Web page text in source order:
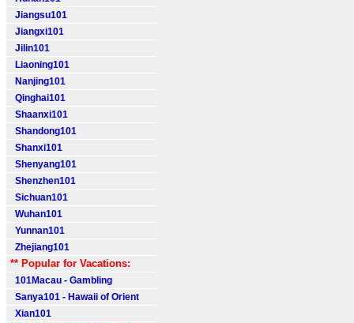
Jiangsu101
Jiangxi101
Jilin101
Liaoning101
Nanjing101
Qinghai101
Shaanxi101
Shandong101
Shanxi101
Shenyang101
Shenzhen101
Sichuan101
Wuhan101
Yunnan101
Zhejiang101
** Popular for Vacations:
101Macau - Gambling
Sanya101 - Hawaii of Orient
Xian101